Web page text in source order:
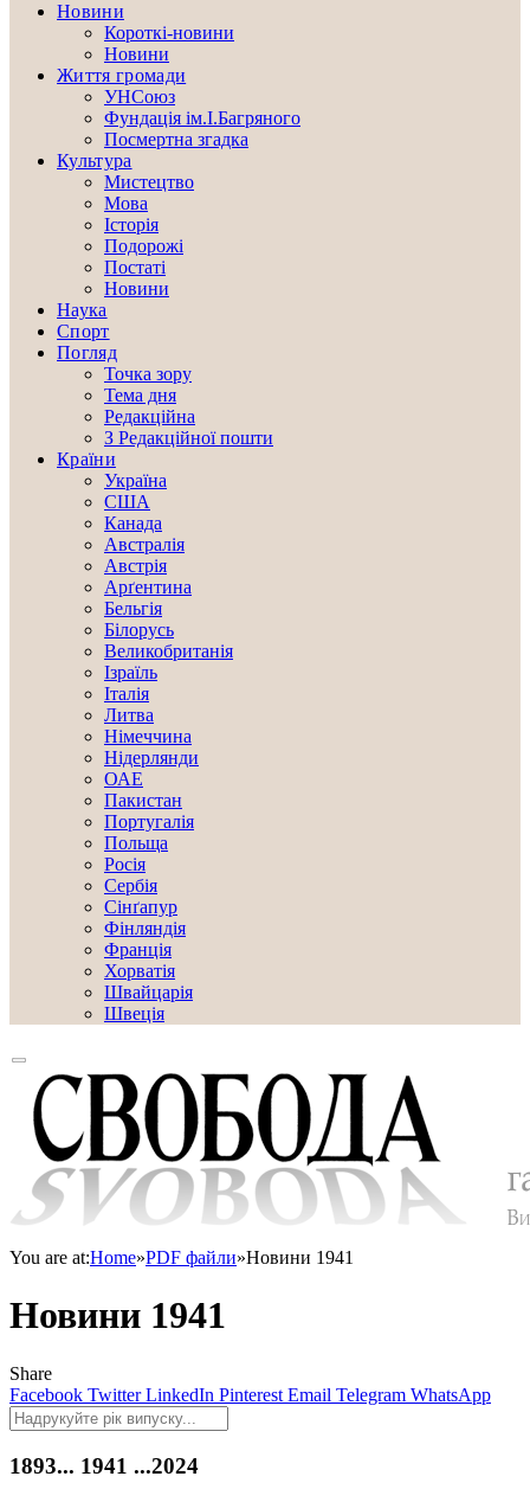
Новини
Короткі-новини
Новини
Життя громади
УНСоюз
Фундація ім.І.Багряного
Посмертна згадка
Культура
Мистецтво
Мова
Історія
Подорожі
Постаті
Новини
Наука
Спорт
Погляд
Точка зору
Тема дня
Редакційна
З Редакційної пошти
Країни
Україна
США
Канада
Австралія
Австрія
Арґентина
Бельгія
Білорусь
Великобританія
Ізраїль
Італія
Литва
Німеччина
Нідерлянди
ОАЕ
Пакистан
Португалія
Польща
Росія
Сербія
Сінґапур
Фінляндія
Франція
Хорватія
Швайцарія
Швеція
You are at:Home»PDF файли»Новини 1941
Новини 1941
Share
Facebook Twitter LinkedIn Pinterest Email Telegram WhatsApp
1893... 1941 ...2024